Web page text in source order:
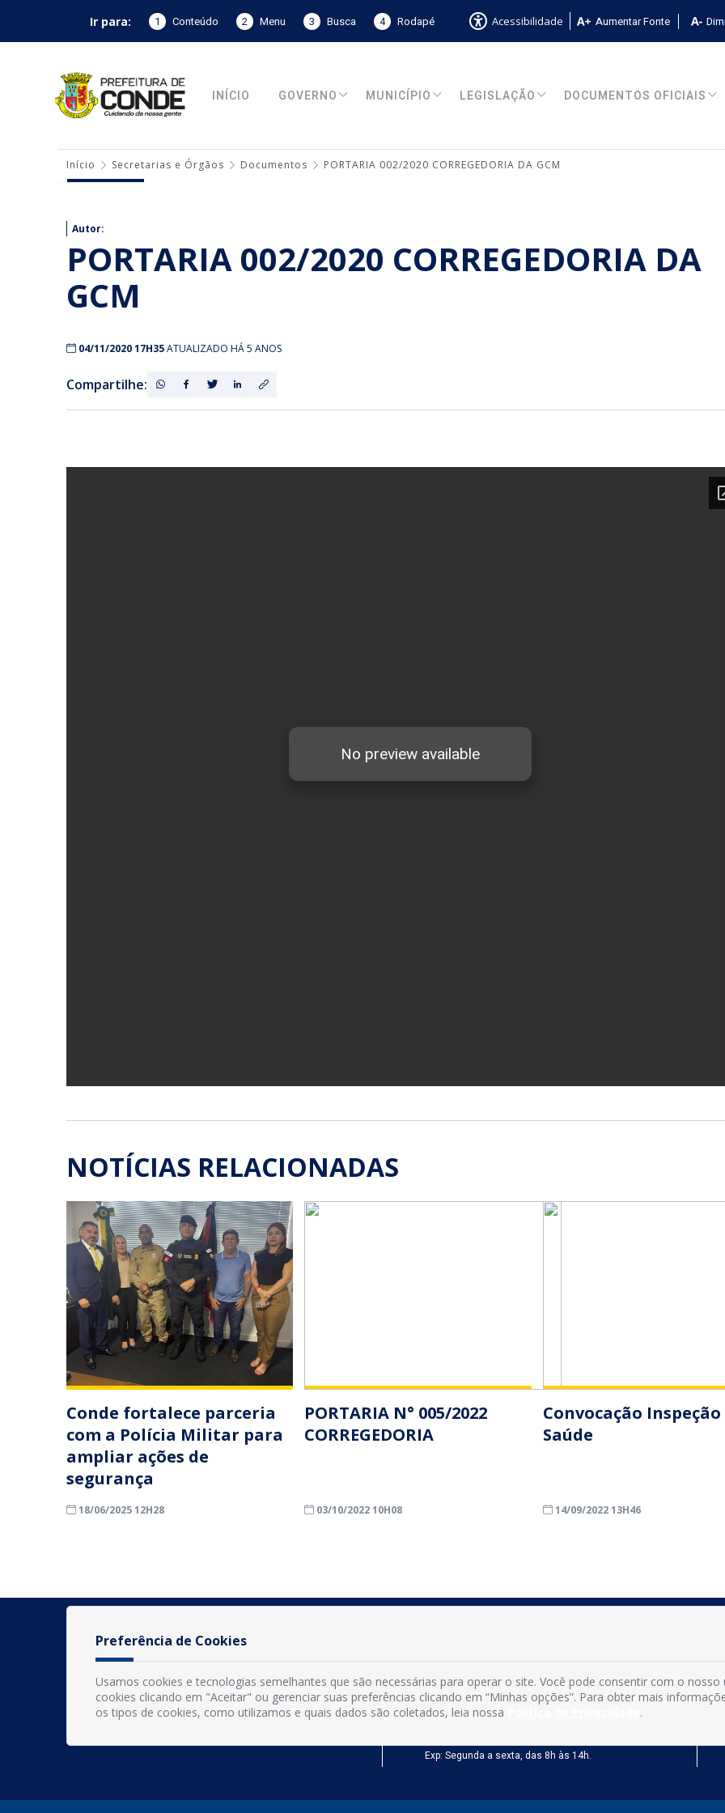
Ir para: 1 Conteúdo 2 Menu 3 Busca 4 Rodapé Acessibilidade Aumentar Fonte
INÍCIO GOVERNO MUNICÍPIO LEGISLAÇÃO DOCUMENTOS OFICIAIS
Início Secretarias e Órgãos Documentos PORTARIA 002/2020 CORREGEDORIA DA GCM
Autor:
PORTARIA 002/2020 CORREGEDORIA DA
GCM
04/11/2020 17H35ATUALIZADO HÁ 5 ANOS
Compartilhe:
NOTÍCIAS RELACIONADAS
Conde fortalece parceria
com a Polícia Militar para
ampliar ações de
segurança
18/06/2025 12H28
PORTARIA N° 005/2022
CORREGEDORIA
03/10/2022 10H08
Convocação Inspeção
Saúde
14/09/2022 13H46
CNPJ: 08.916.645/0001-80
LOC RODOVIA PB 018, SN, Centro, Conde, PB, 58322-000
Exp: Segunda a sexta, das 8h às 14h.
Preferência de Cookies
Usamos cookies e tecnologias semelhantes que são necessárias para operar o site. Você pode consentir com o nosso
cookies clicando em "Aceitar" ou gerenciar suas preferências clicando em “Minhas opções”. Para obter mais
os tipos de cookies, como utilizamos e quais dados são coletados, leia nossa
.